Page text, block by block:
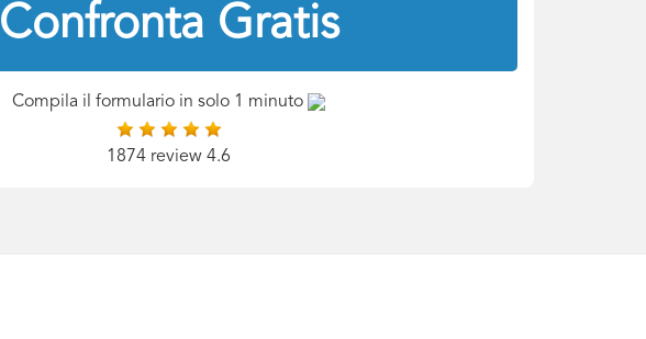
Confronta Gratis
Compila il formulario in solo 1 minuto
1874 review 4.6